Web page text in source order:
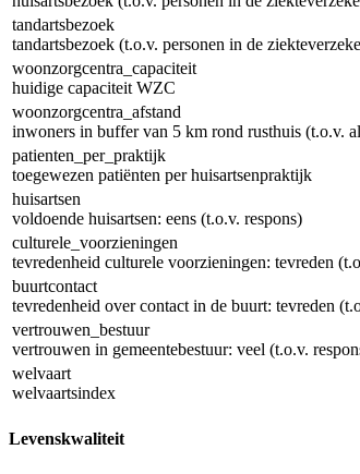
tandartsbezoek
tandartsbezoek (t.o.v. personen in de
woonzorgcentra_capaciteit
huidige capaciteit WZC
woonzorgcentra_afstand
inwoners in buffer van 5 km rond rusthuis (t.o.v.
patienten_per_praktijk
toegewezen patiënten per huisartsenpraktijk
huisartsen
voldoende huisartsen: eens (t.o.v. respons)
culturele_voorzieningen
tevredenheid culturele voorzieningen: tevreden
buurtcontact
tevredenheid over contact in de buurt: tevreden
vertrouwen_bestuur
vertrouwen in gemeentebestuur: veel (t.o.v.
welvaart
welvaartsindex
Levenskwaliteit